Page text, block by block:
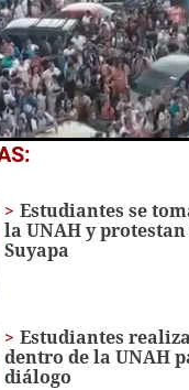
Estudiantes se
la UNAH y
Suyapa
Estudiantes
dentro de la UNAH
diálogo